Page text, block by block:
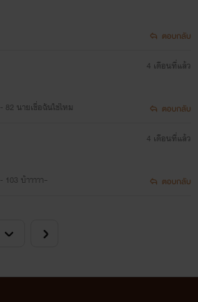
ตอบกลับ
จากตอน: Bad friend - 82 นายเชื่อฉันใช่ไหม
4 เดือนที่แล้ว
ตอบกลับ
จากตอน: Bad friend - 103 บ้าาาาา~
4 เดือนที่แล้ว
ตอบกลับ